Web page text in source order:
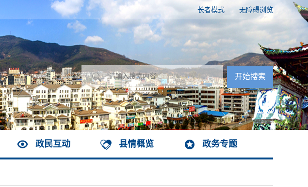
无障碍浏览
长者模式
政民互动 县情概览 政务专题